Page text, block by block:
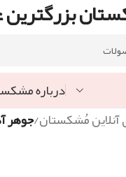
بزرگترین
درباره
مُشکستان/جوهر